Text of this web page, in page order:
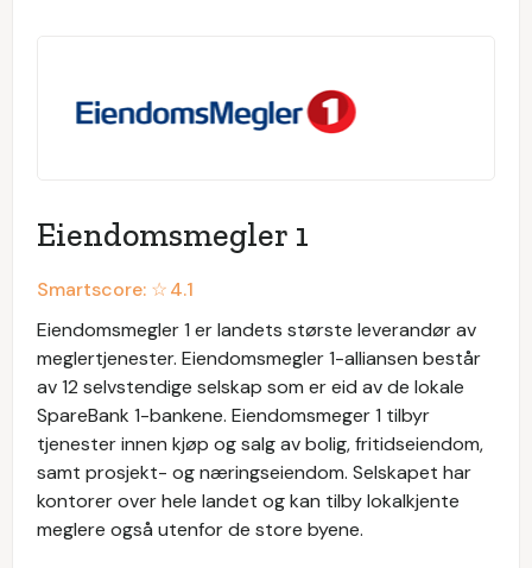
Eiendomsmegler 1
Smartscore: ☆4.1
Eiendomsmegler 1 er landets største leverandør av
meglertjenester. Eiendomsmegler 1-alliansen består
av 12 selvstendige selskap som er eid av de lokale
SpareBank 1-bankene. Eiendomsmeger 1 tilbyr
tjenester innen kjøp og salg av bolig, fritidseiendom,
samt prosjekt- og næringseiendom. Selskapet har
kontorer over hele landet og kan tilby lokalkjente
meglere også utenfor de store byene.